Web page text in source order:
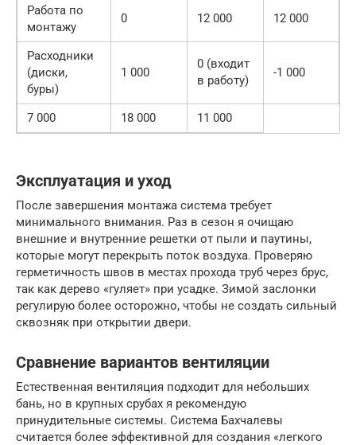
Работа по
монтажу
0 12 000 12 000
Расходники
(диски,
буры)
1 000
0 (входит
в работу)
-1 000
7 000 18 000 11 000
Эксплуатация и уход
После завершения монтажа система требует
минимального внимания. Раз в сезон я очищаю
внешние и внутренние решетки от пыли и паутины,
которые могут перекрыть поток воздуха. Проверяю
герметичность швов в местах прохода труб через брус,
так как дерево «гуляет» при усадке. Зимой заслонки
регулирую более осторожно, чтобы не создать сильный
сквозняк при открытии двери.
Сравнение вариантов вентиляции
Естественная вентиляция подходит для небольших
бань, но в крупных срубах я рекомендую
принудительные системы. Система Бахчалевы
считается более эффективной для создания «легкого